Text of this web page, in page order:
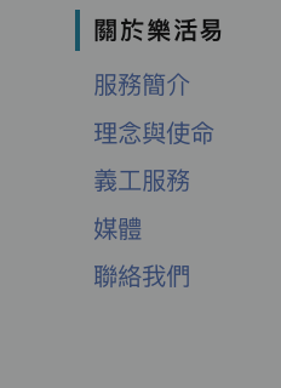
關於樂活易
服務簡介
理念與使命
義工服務
媒體
聯絡我們